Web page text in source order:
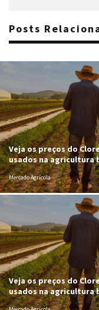
Posts
Veja os preços do
usados na agricultura
Mercado Agrícola
Veja os preços do
usados na agricultura